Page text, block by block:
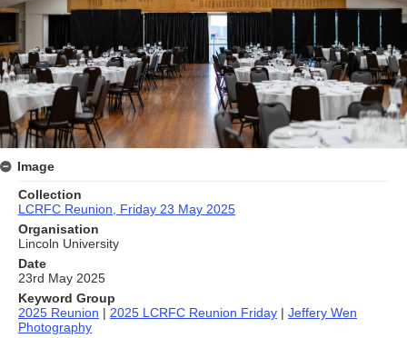
Image
Collection
LCRFC Reunion, Friday 23 May 2025
Organisation
Lincoln University
Date
23rd May 2025
Keyword Group
2025 Reunion | 2025 LCRFC Reunion Friday | Jeffery Wen
Photography